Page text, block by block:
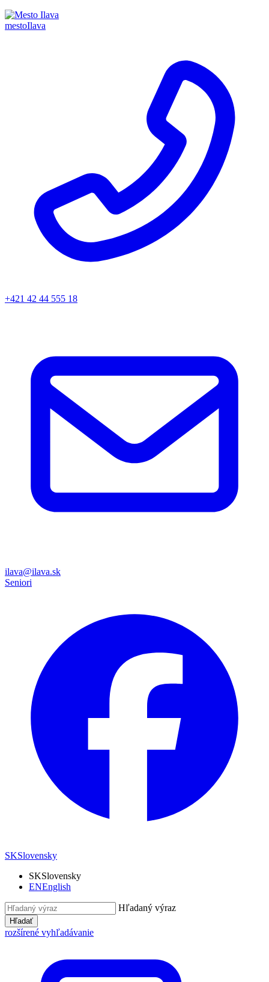
mestoIlava
+421 42 44 555 18
ilava@ilava.sk
Seniori
SKSlovensky
SKSlovensky
ENEnglish
Hľadaný výraz
Hľadať
rozšírené vyhľadávanie